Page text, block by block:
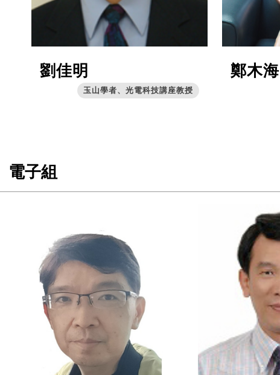
劉佳明
玉山學者、光電科技講座教授
鄭木海
電子組